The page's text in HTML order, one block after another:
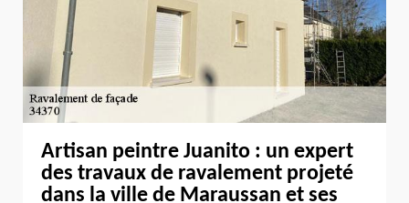
Artisan peintre Juanito : un expert
des travaux de ravalement projeté
dans la ville de Maraussan et ses